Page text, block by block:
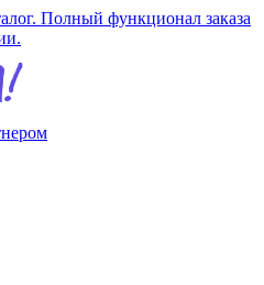
Полный функционал заказа